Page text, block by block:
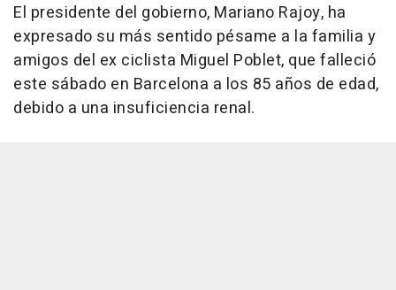
El presidente del gobierno, Mariano Rajoy, ha
expresado su más sentido pésame a la familia y
amigos del ex ciclista Miguel Poblet, que falleció
este sábado en Barcelona a los 85 años de edad,
debido a una insuficiencia renal.